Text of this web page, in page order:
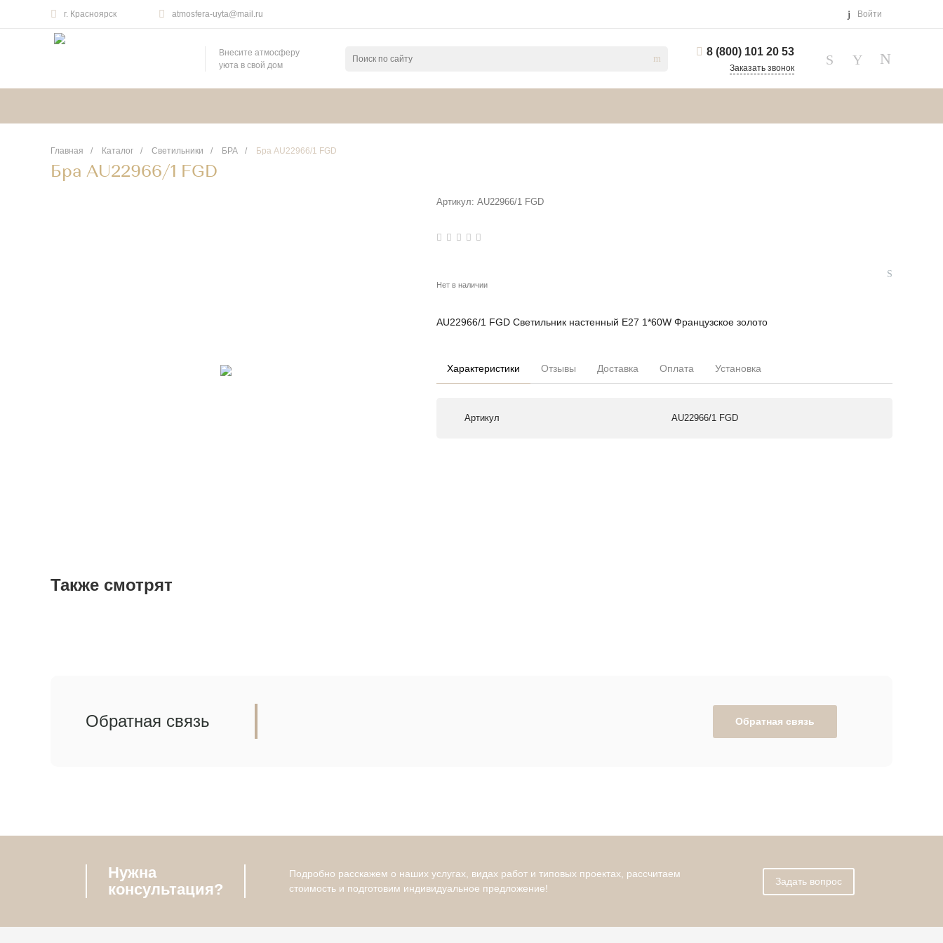
г. Красноярск atmosfera-uyta@mail.ru Войти
Внесите атмосферу
уюта в свой дом
8 (800) 101 20 53
Заказать звонок
Главная / Каталог / Светильники / БРА / Бра AU22966/1 FGD
Бра AU22966/1 FGD
Артикул: AU22966/1 FGD
Нет в наличии
AU22966/1 FGD Светильник настенный E27 1*60W Французское золото
Характеристики Отзывы Доставка Оплата Установка
Артикул AU22966/1 FGD
Также смотрят
Обратная связь Обратная связь
Нужна
консультация?
Подробно расскажем о наших услугах, видах работ и типовых проектах, рассчитаем
стоимость и подготовим индивидуальное предложение!
Задать вопрос